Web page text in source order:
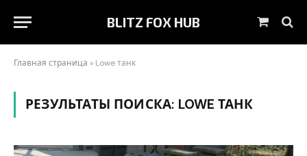
BLITZ FOX HUB
Cart
Главная страница » Lowe танк
РЕЗУЛЬТАТЫ ПОИСКА: LOWE ТАНК